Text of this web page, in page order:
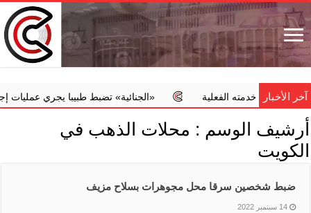
آخر الأخبار
خدمته الفعلية ‏«الجنائية» تضبط طبيبا يجري عمليات إجهاض
أرشيف الوسم : محلات الذهب في
الكويت
ضبط شخصين سرقا محل مجوهرات بسلاح مزيف
14 سبتمبر 2022